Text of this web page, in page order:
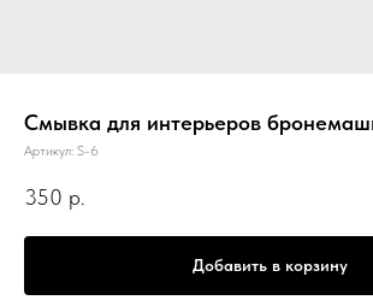
Смывка для интерьеров
Артикул: S-6
350 р.
Добавить в корзину